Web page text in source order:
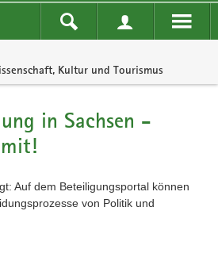
Kultur und Tourismus
in Sachsen -
Auf dem Beteiligungsportal können
von Politik und